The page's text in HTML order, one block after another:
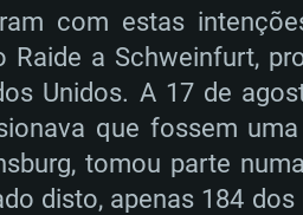
com estas
Raide a Schweinfurt,
Unidos. A 17 de
que fossem
tomou parte
disto, apenas 184